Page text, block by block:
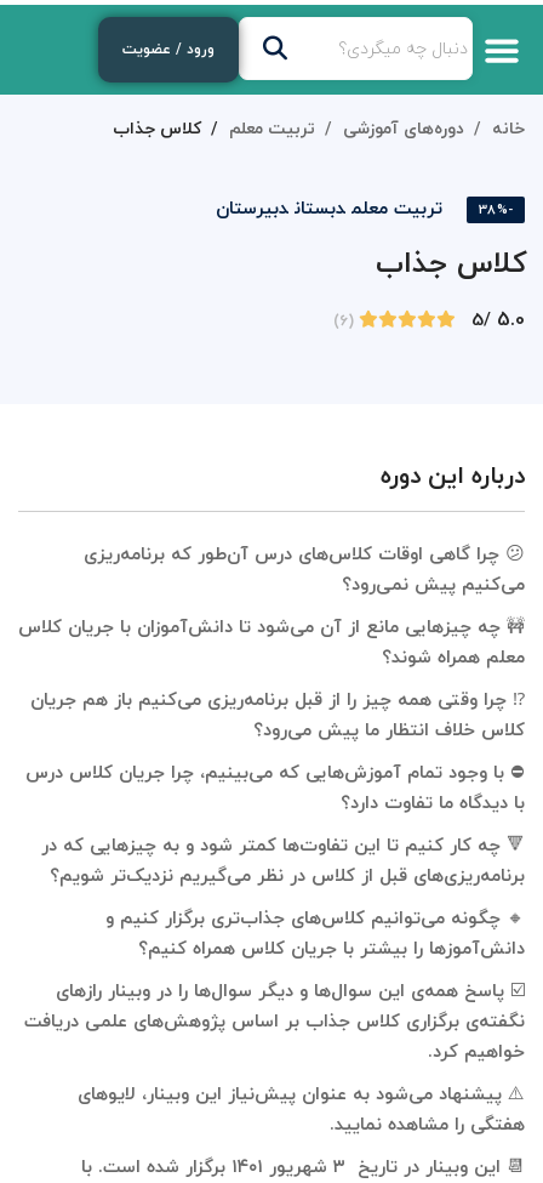
ورود / عضویت
خانه دوره‌های آموزشی تربیت معلم کلاس جذاب
-38% تربیت معلم دبستان دبیرستان
کلاس جذاب
5.0
/5
(6)
درباره این دوره
😕 چرا گاهی اوقات کلاس‌های درس آن‌طور که برنامه‌ریزی
می‌کنیم پیش‌ نمی‌رود؟
🚧 چه چیزهایی مانع از آن می‌شود تا دانش‌آموزان با جریان کلاس
معلم همراه شوند؟
⁉️ چرا وقتی همه چیز را از قبل برنامه‌ریزی می‌کنیم باز هم جریان
کلاس خلاف انتظار ما پیش می‌رود؟
⛔️ با وجود تمام آموزش‌هایی که می‌بینیم، چرا جریان کلاس درس
با دیدگاه ما تفاوت دارد؟
🔻 چه کار کنیم تا این تفاوت‌ها کمتر شود و به چیزهایی که در
برنامه‌ریزی‌های قبل از کلاس در نظر می‌گیریم نزدیک‌تر شویم؟
🔸 چگونه می‌توانیم کلاس‌های جذاب‌تری برگزار کنیم و
دانش‌آموزها را بیشتر با جریان کلاس همراه کنیم؟
☑️ پاسخ همه‌ی این سوال‌ها و دیگر سوال‌ها را در وبینار رازهای
نگفته‌ی برگزاری کلاس جذاب بر اساس پژوهش‌های علمی دریافت
خواهیم کرد.
⚠️ پیشنهاد می‌شود به عنوان پیش‌نیاز این وبینار، لایوهای
هفتگی را مشاهده نمایید.
📆 این وبینار در تاریخ
برگزار شده است. با